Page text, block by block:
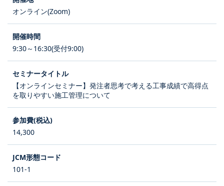
オンライン(Zoom)
9:30～16:30(受付9:00)
【オンラインセミナー】発注者思考で考える工事成績で高得点
を取りやすい施工管理について
14,300
101-1